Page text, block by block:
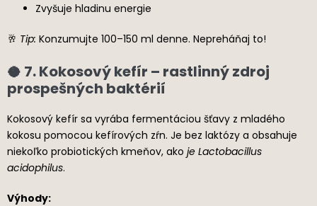
Zvyšuje hladinu energie
🥂 Tip: Konzumujte 100–150 ml denne. Nepreháňaj to!
🥥 7. Kokosový kefír – rastlinný zdroj
prospešných baktérií
Kokosový kefír sa vyrába fermentáciou šťavy z mladého
kokosu pomocou kefírových zŕn. Je bez laktózy a obsahuje
niekoľko probiotických kmeňov, ako je Lactobacillus
acidophilus.
Výhody: